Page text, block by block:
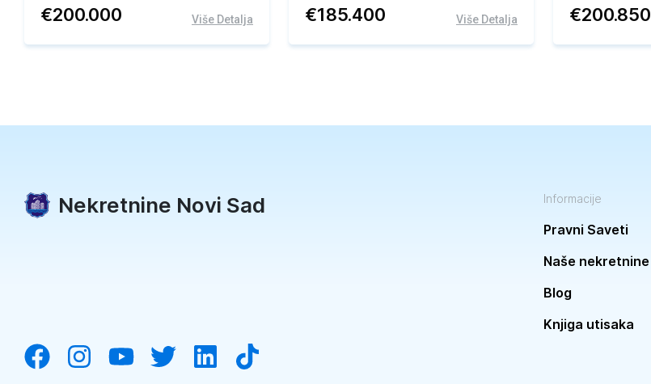
€200.000 Više Detalja €185.400 Više Detalja €200.850
Nekretnine Novi Sad Informacije
Pravni Saveti
Naše nekretnine
Blog
Knjiga utisaka